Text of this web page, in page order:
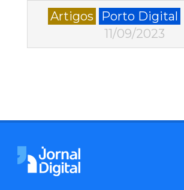
2023-
Artigos Porto Digital
11/09/2023